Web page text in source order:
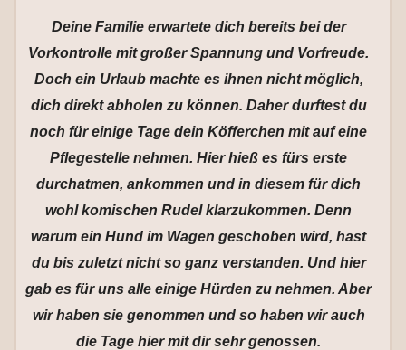
Deine Familie erwartete dich bereits bei der
Vorkontrolle mit großer Spannung und Vorfreude.
Doch ein Urlaub machte es ihnen nicht möglich,
dich direkt abholen zu können. Daher durftest du
noch für einige Tage dein Köfferchen mit auf eine
Pflegestelle nehmen. Hier hieß es fürs erste
durchatmen, ankommen und in diesem für dich
wohl komischen Rudel klarzukommen. Denn
warum ein Hund im Wagen geschoben wird, hast
du bis zuletzt nicht so ganz verstanden. Und hier
gab es für uns alle einige Hürden zu nehmen. Aber
wir haben sie genommen und so haben wir auch
die Tage hier mit dir sehr genossen.